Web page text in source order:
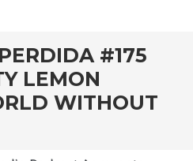
#175
LEMON
WITHOUT